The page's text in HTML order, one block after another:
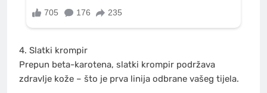
4. Slatki krompir
Prepun beta-karotena, slatki krompir podržava
zdravlje kože – što je prva linija odbrane vašeg tijela.